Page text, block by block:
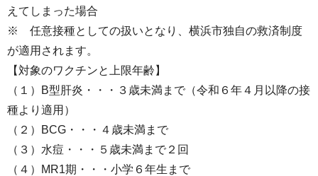
えてしまった場合
※ 任意接種としての扱いとなり、横浜市独自の救済制度
が適用されます。
【対象のワクチンと上限年齢】
（１）B型肝炎・・・３歳未満まで（令和６年４月以降の接
種より適用）
（２）BCG・・・４歳未満まで
（３）水痘・・・５歳未満まで２回
（４）MR1期・・・小学６年生まで